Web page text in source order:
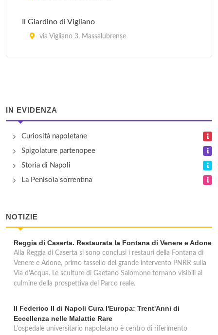
Il Giardino di Vigliano
via Vigliano 3, Massalubrense
La Pergola
IN EVIDENZA
Curiosità napoletane
Spigolature partenopee
Storia di Napoli
La Penisola sorrentina
NOTIZIE
Reggia di Caserta. Restaurata la Fontana di Venere e Adone
Alla Reggia di Caserta si sono conclusi i restauri della Fontana di
Venere e Adone, primo tassello del grande intervento PNRR sulla
Via d'Acqua. Le sculture di Gaetano Salomone tornano visibili al
culmine della prospettiva del Parco reale.
Il Federico II di Napoli Cura l'Europa: Trent'Anni di
Eccellenza nelle Malattie Rare
L'ospedale universitario napoletano è centro di riferimento